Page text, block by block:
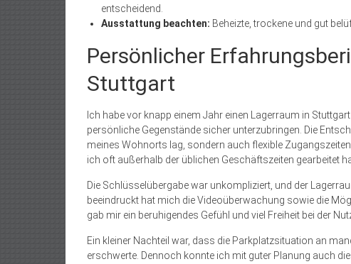
entscheidend.
Ausstattung beachten: Beheizte, trockene und gut
Persönlicher
Stuttgart
Ich habe vor knapp einem Jahr einen Lagerraum in
persönliche Gegenstände sicher unterzubringen. Die
meines Wohnorts lag, sondern auch flexible
ich oft außerhalb der üblichen Geschäftszeiten gearbeitet
Die Schlüsselübergabe war unkompliziert, und der
beeindruckt hat mich die Videoüberwachung sowie die
gab mir ein beruhigendes Gefühl und viel Freiheit bei der
Ein kleiner Nachteil war, dass die Parkplatzsituation an
erschwerte. Dennoch konnte ich mit guter Planung auch